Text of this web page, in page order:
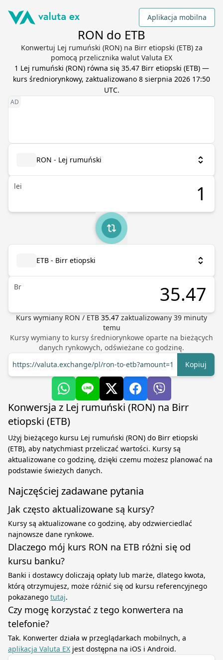
Aplikacja mobilna
RON do ETB
Konwertuj Lej rumuński (RON) na Birr etiopski (ETB) za
pomocą przelicznika walut Valuta EX
1 Lej rumuński (RON) równa się 35.47 Birr etiopski (ETB) —
kurs średniorynkowy, zaktualizowano 8 sierpnia 2026 17:50
UTC.
RON - Lej rumuński
lei
ETB - Birr etiopski
Br
Kurs wymiany RON / ETB 35.47 zaktualizowany 39 minuty
temu
Kursy wymiany to kursy średniorynkowe oparte na bieżących
danych rynkowych, odświeżane co godzinę.
https://valuta.exchange/pl/ron-to-etb?amount=1
Kopiuj
Konwersja z Lej rumuński (RON) na Birr
etiopski (ETB)
Użyj bieżącego kursu Lej rumuński (RON) do Birr etiopski
(ETB), aby natychmiast przeliczać wartości. Kursy są
aktualizowane co godzinę, dzięki czemu możesz planować na
podstawie świeżych danych.
Najczęściej zadawane pytania
Jak często aktualizowane są kursy?
Kursy są aktualizowane co godzinę, aby odzwierciedlać
najnowsze dane rynkowe.
Dlaczego mój kurs RON na ETB różni się od
kursu banku?
Banki i dostawcy doliczają opłaty lub marże, dlatego kwota,
którą otrzymujesz, może różnić się od kursu referencyjnego
pokazanego tutaj.
Czy mogę korzystać z tego konwertera na
telefonie?
Tak. Konwerter działa w przeglądarkach mobilnych, a
aplikacja Valuta EX jest dostępna na iOS i Android.